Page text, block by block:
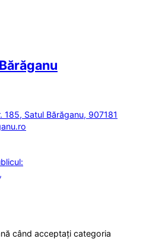
185, Satul Bărăganu, 907181
când acceptați categoria